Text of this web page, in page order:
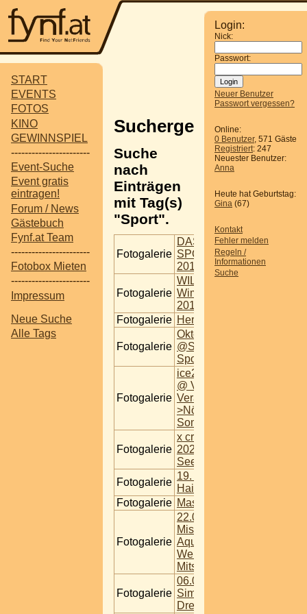
START
EVENTS
FOTOS
KINO
GEWINNSPIEL
-----------------------
Event-Suche
Event gratis
eintragen!
Forum / News
Gästebuch
Fynf.at Team
-----------------------
Fotobox Mieten
-----------------------
Impressum
Neue Suche
Alle Tags
Login:
Nick:
Passwort:
Neuer Benutzer
Passwort vergessen?
Online:
0 Benutzer, 571 Gäste
Registriert: 247
Neuester Benutzer:
Anna
Heute hat Geburtstag:
Gina (67)
Kontakt
Fehler melden
Regeln /
Informationen
Suche
Suchergebnisse
Suche
nach
Einträgen
mit Tag(s)
"Sport".
Fotogalerie
DAS WORLD
SPORTS FESTIVAL
2012
Fotogalerie
WILDSAU DIRT RUN
Wimpassing 24.06
2017
Fotogalerie Hertz Ford Mustang
Fotogalerie
Oktoberfest
@Simmeringer
Sportplatz
Fotogalerie
ice2ice – what it takes
@ VAZ
Veranstaltungszentrum
>Nö< 2453
Sommerein
Fotogalerie
x cross run vienna
2022 @ Aspern
Seestadt 25.06.2022
Fotogalerie
19. Simmeringer
Haide Dreikönigslauf
Fotogalerie Masters of Dirt
Fotogalerie
22.07.2023 / 1.
Mistelbacher
Aquathlon, @
Weinlandbad
Mitschastraße
Fotogalerie
06.01.2024 / 20.
Simmeringer Haide
Dreikönigslauf 2024